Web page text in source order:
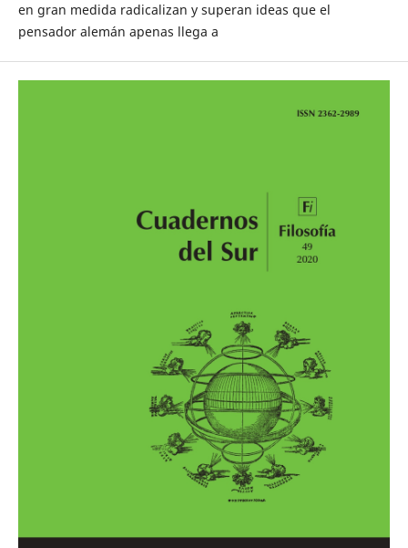
en gran medida radicalizan y superan ideas que el
pensador alemán apenas llega a